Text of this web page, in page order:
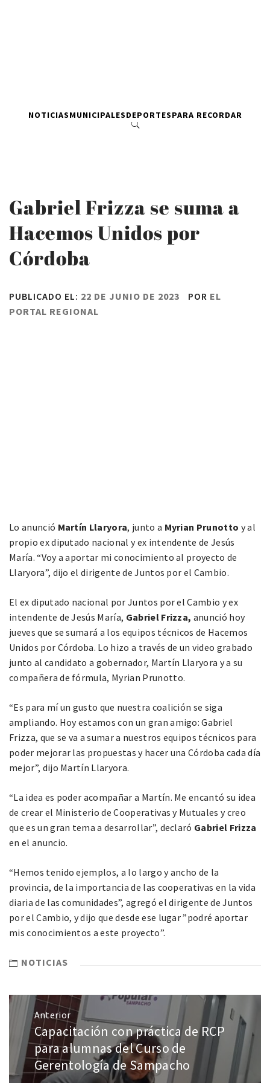
NOTICIASMUNICIPALESDEPORTESPARA RECORDAR
Gabriel Frizza se suma a
Hacemos Unidos por
Córdoba
PUBLICADO EL: 22 DE JUNIO DE 2023 POR EL
PORTAL REGIONAL
Lo anunció Martín Llaryora, junto a Myrian Prunotto y al
propio ex diputado nacional y ex intendente de Jesús
María. “Voy a aportar mi conocimiento al proyecto de
Llaryora”, dijo el dirigente de Juntos por el Cambio.
El ex diputado nacional por Juntos por el Cambio y ex
intendente de Jesús María, Gabriel Frizza, anunció hoy
jueves que se sumará a los equipos técnicos de Hacemos
Unidos por Córdoba. Lo hizo a través de un video grabado
junto al candidato a gobernador, Martín Llaryora y a su
compañera de fórmula, Myrian Prunotto.
“Es para mí un gusto que nuestra coalición se siga
ampliando. Hoy estamos con un gran amigo: Gabriel
Frizza, que se va a sumar a nuestros equipos técnicos para
poder mejorar las propuestas y hacer una Córdoba cada día
mejor”, dijo Martín Llaryora.
“La idea es poder acompañar a Martín. Me encantó su idea
de crear el Ministerio de Cooperativas y Mutuales y creo
que es un gran tema a desarrollar”, declaró Gabriel Frizza
en el anuncio.
“Hemos tenido ejemplos, a lo largo y ancho de la
provincia, de la importancia de las cooperativas en la vida
diaria de las comunidades”, agregó el dirigente de Juntos
por el Cambio, y dijo que desde ese lugar ”podré aportar
mis conocimientos a este proyecto”.
NOTICIAS
Anterior
Capacitación con práctica de RCP
para alumnas del Curso de
Gerentología de Sampacho